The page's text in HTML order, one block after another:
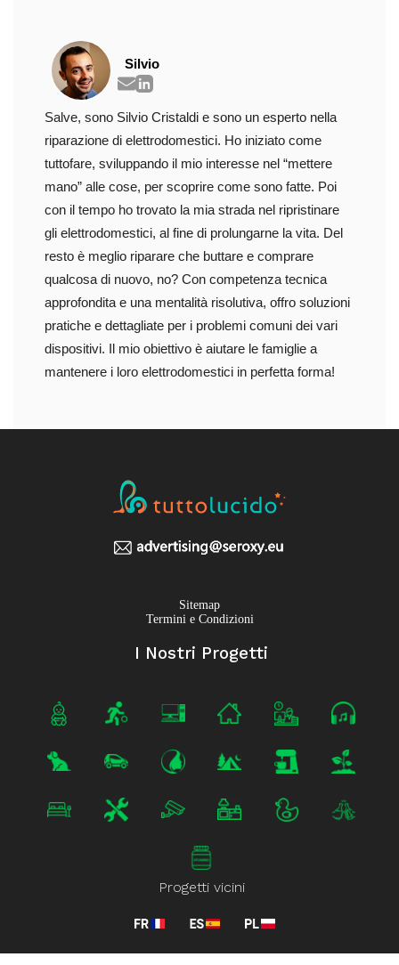
Silvio
Salve, sono Silvio Cristaldi e sono un esperto nella
riparazione di elettrodomestici. Ho iniziato come
tuttofare, sviluppando il mio interesse nel “mettere
mano” alle cose, per scoprire come sono fatte. Poi
con il tempo ho trovato la mia strada nel ripristinare
gli elettrodomestici, al fine di prolungarne la vita. Del
resto è meglio riparare che buttare e comprare
qualcosa di nuovo, no? Con competenza tecnica
approfondita e una mentalità risolutiva, offro soluzioni
pratiche e dettagliate per i problemi comuni dei vari
dispositivi. Il mio obiettivo è aiutare le famiglie a
mantenere i loro elettrodomestici in perfetta forma!
Sitemap
Termini e Condizioni
I Nostri Progetti
Progetti vicini